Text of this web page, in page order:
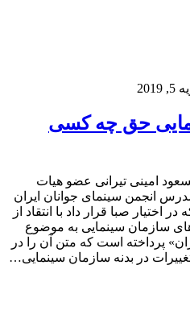
حق چه کسی
امینی تیرانی عضو هیات
انجمن سینمای جوانان ایران
اختیار صبا قرار داد با انتقاد از
سازمان سینمایی به موضوع
پرداخته است که متن آن را در
در بدنه سازمان سینمایی…